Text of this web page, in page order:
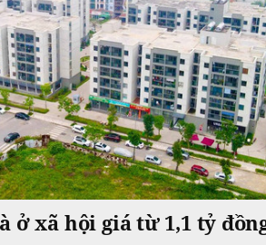
ở xã hội giá từ 1,1 tỷ